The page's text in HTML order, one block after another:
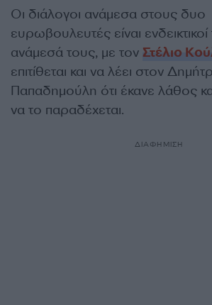
Οι διάλογοι ανάμεσα στους δυο
ευρωβουλευτές είναι
ανάμεσά τους, με τον Στέλιο
επιτίθεται και να λέει στον
Παπαδημούλη ότι έκανε λάθος
να το παραδέχεται.
ΔΙΑΦΗΜΙΣΗ